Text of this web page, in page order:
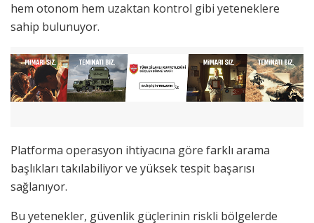
hem otonom hem uzaktan kontrol gibi yeteneklere
sahip bulunuyor.
Platforma operasyon ihtiyacına göre farklı arama
başlıkları takılabiliyor ve yüksek tespit başarısı
sağlanıyor.
Bu yetenekler, güvenlik güçlerinin riskli bölgelerde